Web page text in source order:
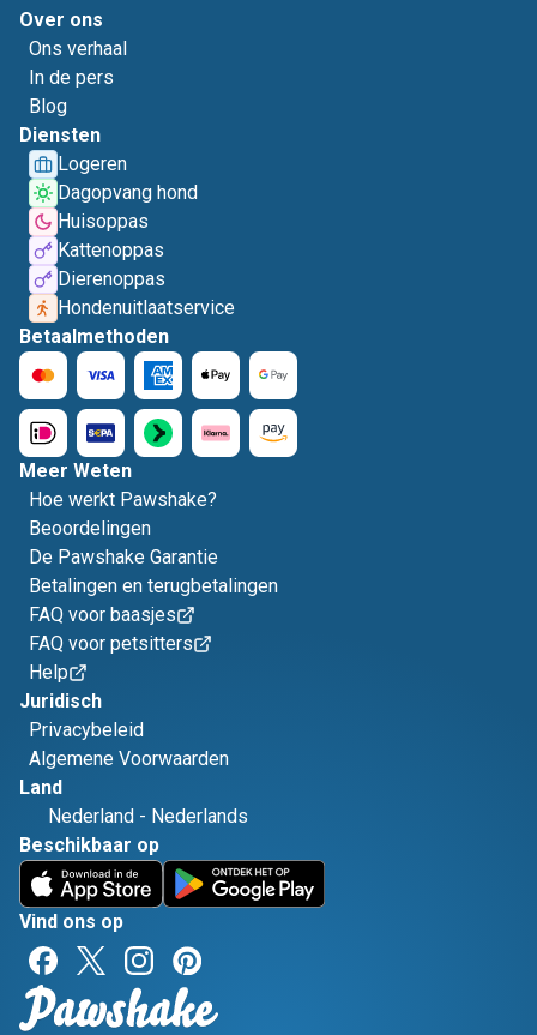
Over ons
Ons verhaal
In de pers
Blog
Diensten
Logeren
Dagopvang hond
Huisoppas
Kattenoppas
Dierenoppas
Hondenuitlaatservice
Betaalmethoden
Meer Weten
Hoe werkt Pawshake?
Beoordelingen
De Pawshake Garantie
Betalingen en terugbetalingen
FAQ voor baasjes
FAQ voor petsitters
Help
Juridisch
Privacybeleid
Algemene Voorwaarden
Land
Nederland - Nederlands
Beschikbaar op
Vind ons op